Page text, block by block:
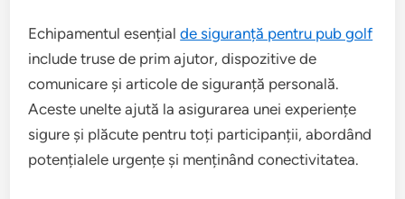
Echipamentul esențialde siguranță pentru pub golf
include truse de prim ajutor, dispozitive de
comunicare și articole de siguranță personală.
Aceste unelte ajută la asigurarea unei experiențe
sigure și plăcute pentru toți participanții, abordând
potențialele urgențe și menținând conectivitatea.